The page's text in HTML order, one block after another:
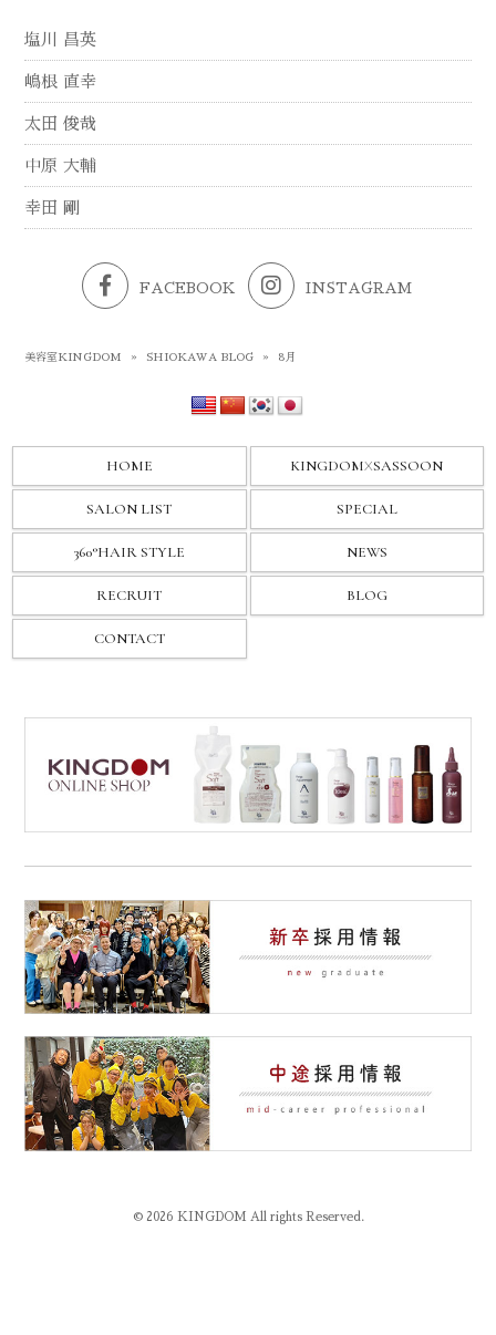
塩川 昌英
嶋根 直幸
太田 俊哉
中原 大輔
幸田 剛
FACEBOOK INSTAGRAM
美容室KINGDOM » SHIOKAWA BLOG » 8月
HOME KINGDOMXSASSOON
SALON LIST SPECIAL
360°HAIR STYLE NEWS
RECRUIT BLOG
CONTACT
© 2026 KINGDOM All rights Reserved.